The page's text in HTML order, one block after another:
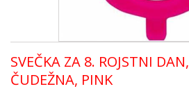
SVEČKA ZA 8. ROJSTNI DAN,
ČUDEŽNA, PINK